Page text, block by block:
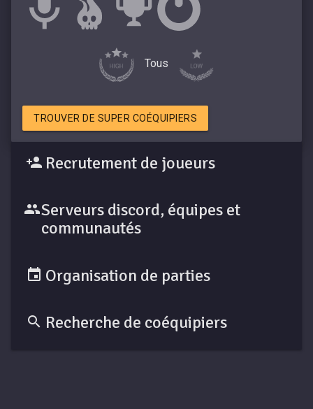
Tous
TROUVER DE SUPER COÉQUIPIERS
Recrutement de joueurs
Serveurs discord, équipes et
communautés
Organisation de parties
Recherche de coéquipiers